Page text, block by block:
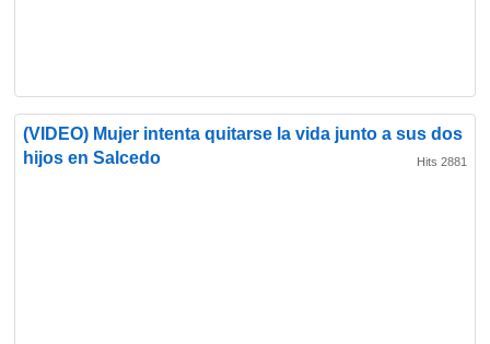
(VIDEO) Mujer intenta quitarse la vida junto a sus dos
hijos en Salcedo
Hits 2881